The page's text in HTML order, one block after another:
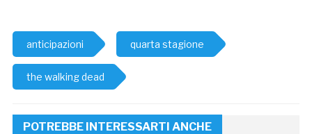
anticipazioni quarta stagione
the walking dead
POTREBBE INTERESSARTI ANCHE